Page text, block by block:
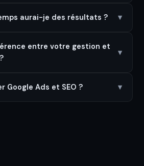
aurai-je des résultats ? ▾
entre votre gestion et
▾
Google Ads et SEO ? ▾